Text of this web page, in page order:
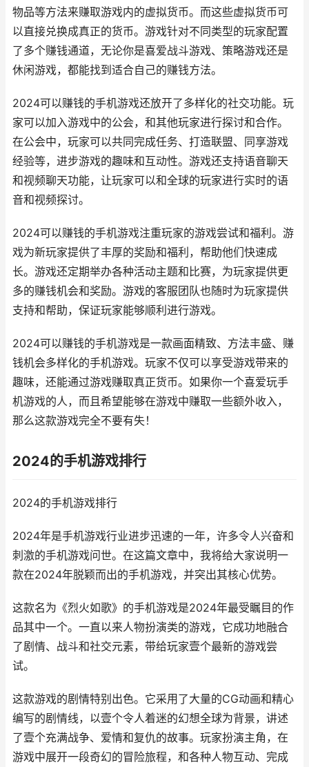
物品等方法来赚取游戏内的虚拟货币。而这些虚拟货币可
以直接兑换成真正的货币。游戏针对不同类型的玩家配置
了多个赚钱通道，无论你是喜爱战斗游戏、策略游戏还是
休闲游戏，都能找到适合自己的赚钱方法。
2024可以赚钱的手机游戏还放开了多样化的社交功能。玩
家可以加入游戏中的公会，和其他玩家进行探讨和合作。
在公会中，玩家可以共同完成任务、打造联盟、同享游戏
经验等，进步游戏的趣味和互动性。游戏还支持语音聊天
和视频聊天功能，让玩家可以和全球的玩家进行实时的语
音和视频探讨。
2024可以赚钱的手机游戏注重玩家的游戏尝试和福利。游
戏为新玩家提供了丰厚的奖励和福利，帮助他们快速成
长。游戏还定期举办各种活动主题和比赛，为玩家提供更
多的赚钱机会和奖励。游戏的客服团队也随时为玩家提供
支持和帮助，保证玩家能够顺利进行游戏。
2024可以赚钱的手机游戏是一款画面精致、方法丰盛、赚
钱机会多样化的手机游戏。玩家不仅可以享受游戏带来的
趣味，还能通过游戏赚取真正货币。如果你一个喜爱玩手
机游戏的人，而且希望能够在游戏中赚取一些额外收入，
那么这款游戏完全不要有失！
2024的手机游戏排行
2024的手机游戏排行
2024年是手机游戏行业进步迅速的一年，许多令人兴奋和
刺激的手机游戏问世。在这篇文章中，我将给大家说明一
款在2024年脱颖而出的手机游戏，并突出其核心优势。
这款名为《烈火如歌》的手机游戏是2024年最受瞩目的作
品其中一个。一直以来人物扮演类的游戏，它成功地融合
了剧情、战斗和社交元素，带给玩家壹个最新的游戏尝
试。
这款游戏的剧情特别出色。它采用了大量的CG动画和精心
编写的剧情线，以壹个令人着迷的幻想全球为背景，讲述
了壹个充满战争、爱情和复仇的故事。玩家扮演主角，在
游戏中展开一段奇幻的冒险旅程，和各种人物互动、完成